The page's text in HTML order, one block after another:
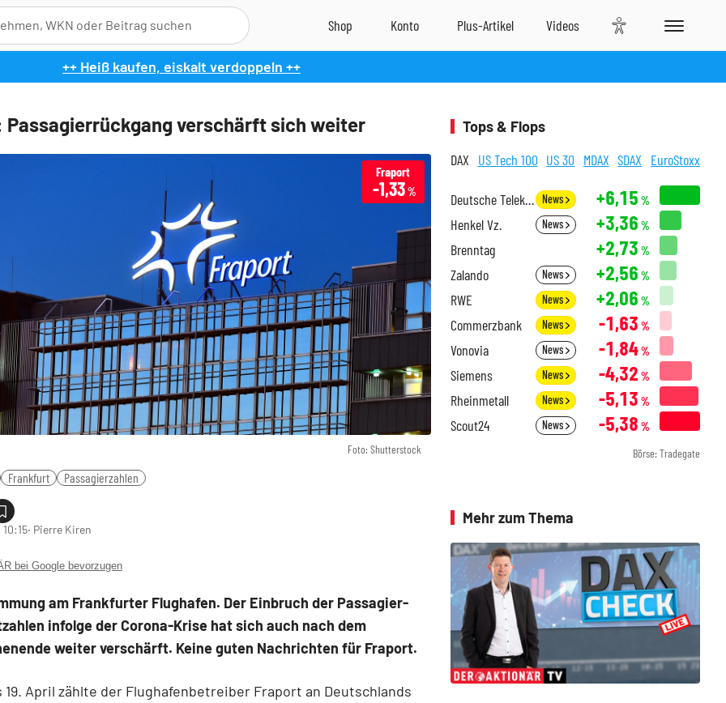
++ Heiß kaufen, eiskalt verdoppeln ++
Passagierrückgang verschärft sich weiter
Foto: Shutterstock
Fraport
-1,33%
Frankfurt Passagierzahlen
‧ Pierre Kiren
bei Google bevorzugen
am Frankfurter Flughafen. Der Einbruch der Passagier-
infolge der Corona-Krise hat sich auch nach dem
weiter verschärft. Keine guten Nachrichten für Fraport.
19. April zählte der Flughafenbetreiber Fraport an Deutschlands
Tops & Flops
DAX US Tech 100 US 30 MDAX SDAX EuroStoxx
Deutsche Telekom News +6,15 %
Henkel Vz. News +3,36 %
Brenntag +2,73 %
Zalando News +2,56 %
RWE News +2,06 %
Commerzbank News -1,63 %
Vonovia News -1,84%
Siemens News -4,32 %
Rheinmetall News -5,13 %
Scout24 News -5,38 %
Börse: Tradegate
Mehr zum Thema